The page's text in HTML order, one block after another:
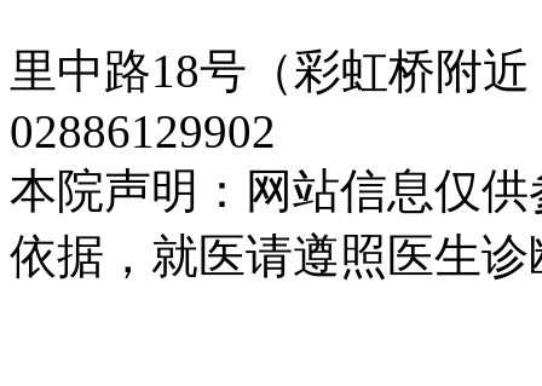
里中路18号（彩虹桥附
02886129902
本院声明：网站信息仅
依据，就医请遵照医生诊